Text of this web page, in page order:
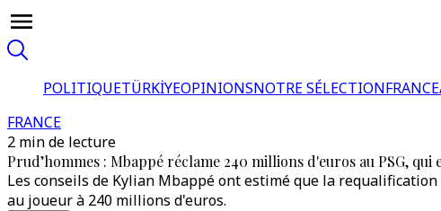
POLITIQUETÜRKİYEOPINIONSNOTRE SÉLECTIONFRANCE
FRANCE
2 min de lecture
Prud’hommes : Mbappé réclame 240 millions d'euros au PSG, qui
Les conseils de Kylian Mbappé ont estimé que la
au joueur à 240 millions d'euros.